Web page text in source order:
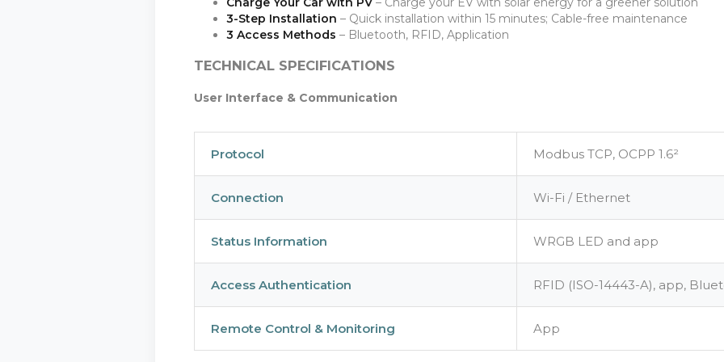
3-Step Installation – Quick installation within 15 minutes; Cable-free maintenance
3 Access Methods – Bluetooth, RFID, Application
TECHNICAL SPECIFICATIONS
User Interface & Communication
Protocol Modbus TCP, OCPP 1.6²
Connection Wi-Fi / Ethernet
Status Information WRGB LED and app
Access Authentication RFID (ISO-14443-A), app,
Remote Control & Monitoring App